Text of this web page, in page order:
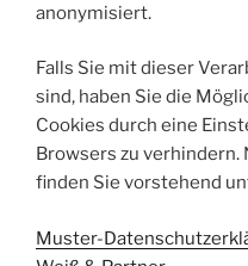
anonymisiert.
Falls Sie mit dieser
sind, haben Sie die
Cookies durch eine
Browsers zu
finden Sie vorstehend
Muster-